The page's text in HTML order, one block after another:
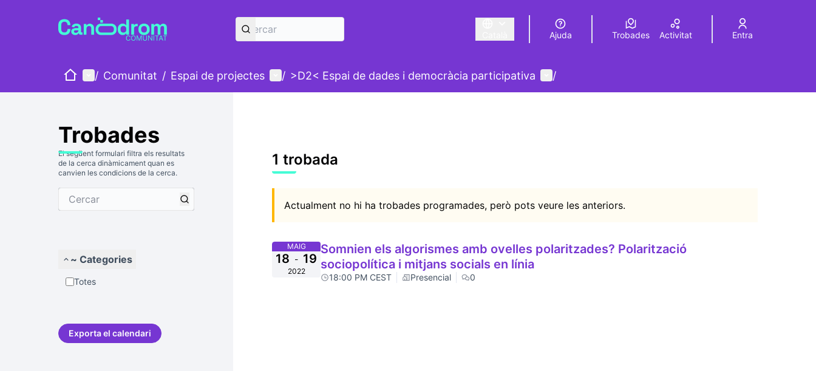
Triar la llengua Elegir el idioma Choose language
Ajuda Trobades Activitat Entra
IniciMenú principal
/ Comunitat / Espai de projectes Menú d'usuari
/ >D2< Espai de dades i democràcia participativa Menú d'usuari
/
Trobades
El següent formulari filtra els resultats
de la cerca dinàmicament quan es
canvien les condicions de la cerca.
~ Categories
Totes
Exporta el calendari
1 trobada
Actualment no hi ha trobades programades, però pots veure les anteriors.
MAIG
18 - 19
2022
Somnien els algorismes amb ovelles polaritzades? Polarització
sociopolítica i mitjans socials en línia
18:00 PM CEST Presencial 0